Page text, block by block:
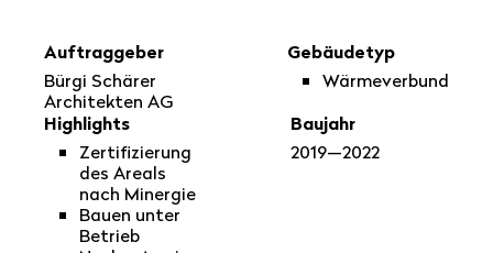
Auftraggeber
Bürgi Schärer
Architekten AG
Gebäudetyp
Wärmeverbund
Highlights
Zertifizierung
des Areals
nach Minergie
Bauen unter
Betrieb
Baujahr
2019—2022